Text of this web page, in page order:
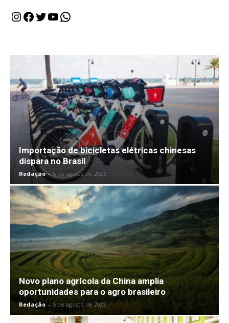
Instagram
Facebook
Twitter
Youtube
WhatsApp
Importação de bicicletas elétricas chinesas
dispara no Brasil
Redação - 5 de agosto de 2026
Novo plano agrícola da China amplia
oportunidades para o agro brasileiro
Redação - 5 de agosto de 2026